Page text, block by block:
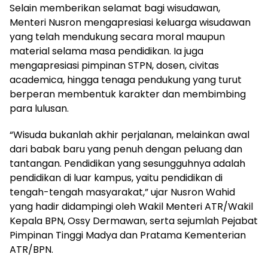
Selain memberikan selamat bagi wisudawan,
Menteri Nusron mengapresiasi keluarga wisudawan
yang telah mendukung secara moral maupun
material selama masa pendidikan. Ia juga
mengapresiasi pimpinan STPN, dosen, civitas
academica, hingga tenaga pendukung yang turut
berperan membentuk karakter dan membimbing
para lulusan.
“Wisuda bukanlah akhir perjalanan, melainkan awal
dari babak baru yang penuh dengan peluang dan
tantangan. Pendidikan yang sesungguhnya adalah
pendidikan di luar kampus, yaitu pendidikan di
tengah-tengah masyarakat,” ujar Nusron Wahid
yang hadir didampingi oleh Wakil Menteri ATR/Wakil
Kepala BPN, Ossy Dermawan, serta sejumlah Pejabat
Pimpinan Tinggi Madya dan Pratama Kementerian
ATR/BPN.